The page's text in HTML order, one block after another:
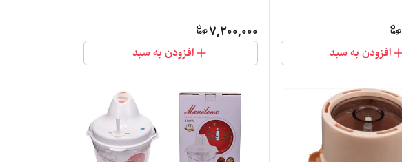
افزودن به سبد
7,200,000
افزودن به سبد